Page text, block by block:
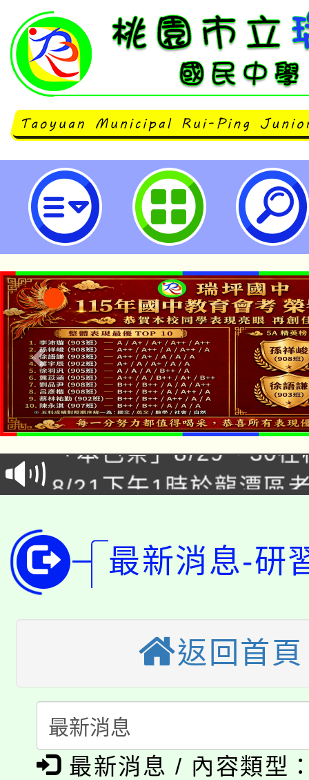
「《空間魔法師》從零開始繪製空
習-桃園市立瑞坪國民中學
公告本校115學年度第
告(尚有缺額)
「本色祭」8/29、30在
場熱烈登場!
8/21下午1時於龍潭區
局官網。
8月14至27日，桃園電
開!
115年桃園市運動會8/
田徑場及游泳池舉行。
桃園市低收入戶享有免
視費優惠，中低收入戶
半價優惠，詳情可洽有
者。
大園自造教育及科技
份教師增能研習
大溪自造教育及科技中
份教師研習
淨零綠生活教案入校路
會
公告本校115學年度第
最新消息-研
返回首頁
最新消息 / 內容類型